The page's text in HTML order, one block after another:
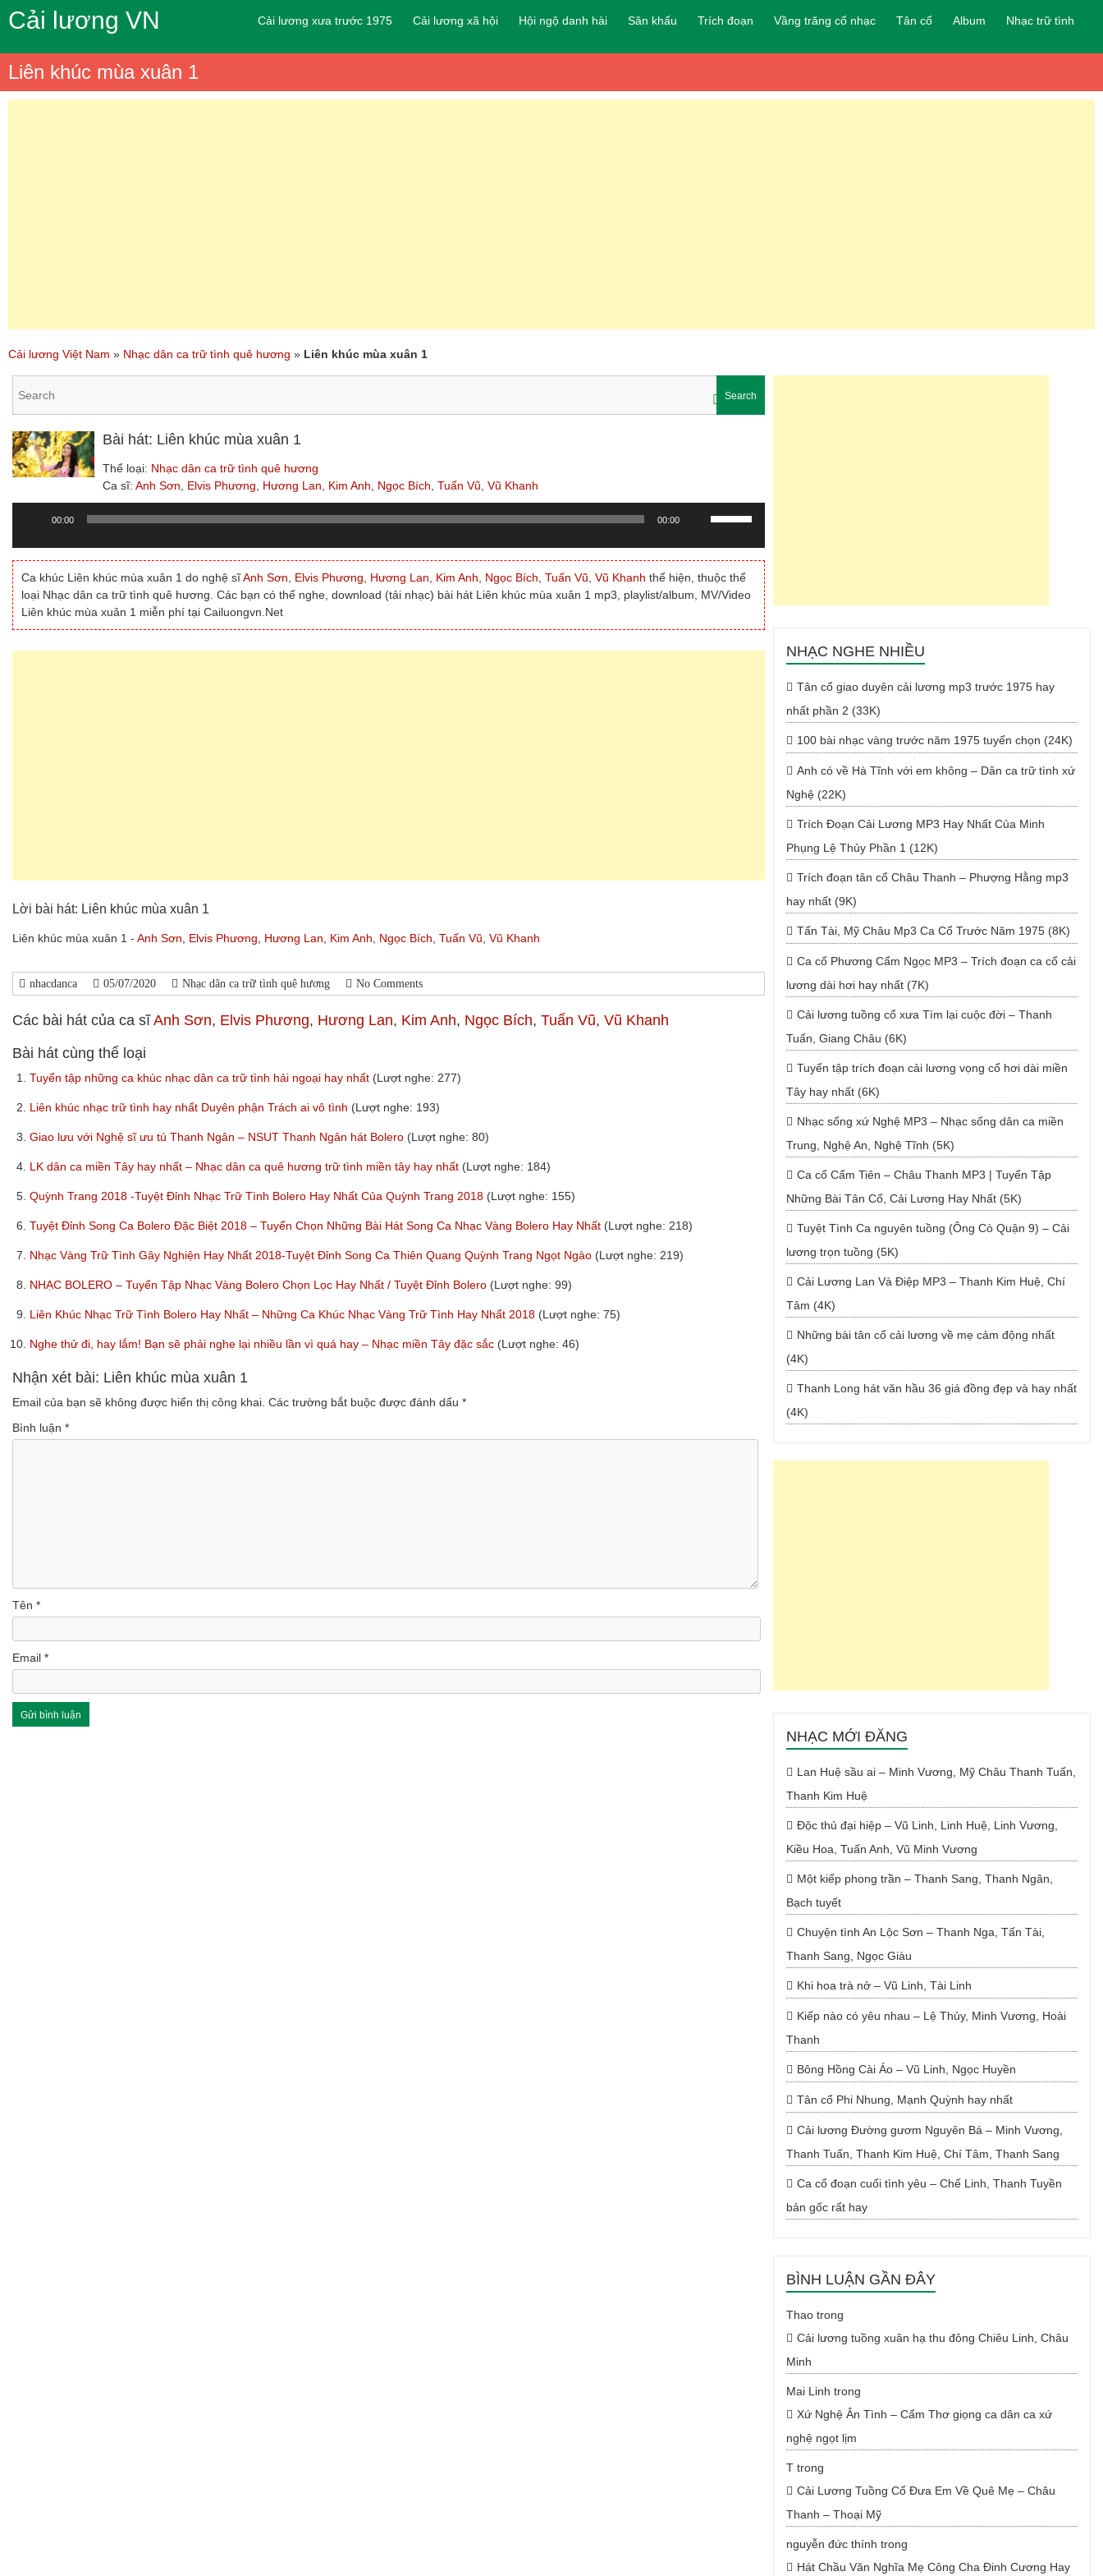
Cải lương VN Cải lương xưa trước 1975 Cải lương xã hội Hội ngộ danh hài Sân khấu Trích đoạn Vầng trăng cổ nhạc Tân cổ Album Nhạc trữ tình
Liên khúc mùa xuân 1
Cải lương Việt Nam » Nhạc dân ca trữ tình quê hương » Liên khúc mùa xuân 1
Search
Bài hát: Liên khúc mùa xuân 1
Thể loại: Nhạc dân ca trữ tình quê hương
Ca sĩ:Anh Sơn Elvis Phương Hương Lan Kim Anh Ngọc Bích ,Tuấn Vũ ,Vũ Khanh
00:00 00:00
phím
mũi
tên
Lên/Xuống
để
tăng
Ca khúc Liên khúc mùa xuân 1 do nghệ sĩAnh Sơn Elvis Phương Hương Lan Kim Anh Ngọc Bích Tuấn Vũ Vũ Khanh thể hiện, thuộc thể
loại Nhạc dân ca trữ tình quê hương. Các bạn có thể nghe, download (tải nhạc) bài hát Liên khúc mùa xuân 1 mp3, playlist/album, MV/Video
Liên khúc mùa xuân 1 miễn phí tại Cailuongvn.Net
Lời bài hát: Liên khúc mùa xuân 1
Liên khúc mùa xuân 1 - Anh Sơn Elvis Phương Hương Lan Kim Anh Ngọc Bích Tuấn Vũ Vũ Khanh
nhacdanca 05/07/2020 Nhạc dân ca trữ tình quê hương No Comments
Các bài hát của ca sĩAnh Sơn, Elvis Phương, Hương Lan, Kim Anh, Ngọc Bích, Tuấn Vũ, Vũ Khanh
Bài hát cùng thể loại
1. Tuyển tập những ca khúc nhạc dân ca trữ tình hải ngoại hay nhất (Lượt nghe: 277)
2. Liên khúc nhạc trữ tình hay nhất Duyên phận Trách ai vô tình (Lượt nghe: 193)
3. Giao lưu với Nghệ sĩ ưu tú Thanh Ngân – NSUT Thanh Ngân hát Bolero (Lượt nghe: 80)
4. LK dân ca miền Tây hay nhất – Nhạc dân ca quê hương trữ tình miền tây hay nhất (Lượt nghe: 184)
5. Quỳnh Trang 2018 -Tuyệt Đỉnh Nhạc Trữ Tình Bolero Hay Nhất Của Quỳnh Trang 2018 (Lượt nghe: 155)
6. Tuyệt Đỉnh Song Ca Bolero Đặc Biệt 2018 – Tuyển Chọn Những Bài Hát Song Ca Nhạc Vàng Bolero Hay Nhất (Lượt nghe: 218)
7. Nhạc Vàng Trữ Tình Gây Nghiện Hay Nhất 2018-Tuyệt Đỉnh Song Ca Thiên Quang Quỳnh Trang Ngọt Ngào (Lượt nghe: 219)
8. NHẠC BOLERO – Tuyển Tập Nhạc Vàng Bolero Chọn Lọc Hay Nhất / Tuyệt Đỉnh Bolero (Lượt nghe: 99)
9. Liên Khúc Nhạc Trữ Tình Bolero Hay Nhất – Những Ca Khúc Nhạc Vàng Trữ Tình Hay Nhất 2018 (Lượt nghe: 75)
10. Nghe thử đi, hay lắm! Bạn sẽ phải nghe lại nhiều lần vì quá hay – Nhạc miền Tây đặc sắc (Lượt nghe: 46)
Nhận xét bài: Liên khúc mùa xuân 1
Email của bạn sẽ không được hiển thị công khai. Các trường bắt buộc được đánh dấu *
Bình luận *
Tên *
Email *
NHẠC NGHE NHIỀU
Tân cổ giao duyên cải lương mp3 trước 1975 hay
nhất phần 2 (33K)
100 bài nhạc vàng trước năm 1975 tuyển chọn (24K)
Anh có về Hà Tĩnh với em không – Dân ca trữ tình xứ
Nghệ (22K)
Trích Đoạn Cải Lương MP3 Hay Nhất Của Minh
Phụng Lệ Thủy Phần 1 (12K)
Trích đoạn tân cổ Châu Thanh – Phượng Hằng mp3
hay nhất (9K)
Tấn Tài, Mỹ Châu Mp3 Ca Cổ Trước Năm 1975 (8K)
Ca cổ Phương Cẩm Ngọc MP3 – Trích đoạn ca cổ cải
lương dài hơi hay nhất (7K)
Cải lương tuồng cổ xưa Tìm lại cuộc đời – Thanh
Tuấn, Giang Châu (6K)
Tuyển tập trích đoạn cải lương vọng cổ hơi dài miền
Tây hay nhất (6K)
Nhạc sống xứ Nghệ MP3 – Nhạc sống dân ca miền
Trung, Nghệ An, Nghệ Tĩnh (5K)
Ca cổ Cẩm Tiên – Châu Thanh MP3 | Tuyển Tập
Những Bài Tân Cổ, Cải Lương Hay Nhất (5K)
Tuyệt Tình Ca nguyên tuồng (Ông Cò Quận 9) – Cải
lương trọn tuồng (5K)
Cải Lương Lan Và Điệp MP3 – Thanh Kim Huệ, Chí
Tâm (4K)
Những bài tân cổ cải lương về mẹ cảm động nhất
(4K)
Thanh Long hát văn hầu 36 giá đồng đẹp và hay nhất
(4K)
NHẠC MỚI ĐĂNG
Lan Huệ sầu ai – Minh Vương, Mỹ Châu Thanh Tuấn,
Thanh Kim Huệ
Độc thủ đại hiệp – Vũ Linh, Linh Huệ, Linh Vương,
Kiều Hoa, Tuấn Anh, Vũ Minh Vương
Một kiếp phong trần – Thanh Sang, Thanh Ngân,
Bạch tuyết
Chuyện tình An Lộc Sơn – Thanh Nga, Tấn Tài,
Thanh Sang, Ngọc Giàu
Khi hoa trà nở – Vũ Linh, Tài Linh
Kiếp nào có yêu nhau – Lệ Thủy, Minh Vương, Hoài
Thanh
Bông Hồng Cài Áo – Vũ Linh, Ngọc Huyền
Tân cổ Phi Nhung, Mạnh Quỳnh hay nhất
Cải lương Đường gươm Nguyên Bá – Minh Vương,
Thanh Tuấn, Thanh Kim Huệ, Chí Tâm, Thanh Sang
Ca cổ đoạn cuối tình yêu – Chế Linh, Thanh Tuyền
bản gốc rất hay
BÌNH LUẬN GẦN ĐÂY
Thaotrong
Cải lương tuồng xuân hạ thu đông Chiêu Linh, Châu
Minh
Mai Linh trong
Xứ Nghệ Ân Tình – Cẩm Thơ giọng ca dân ca xứ
nghệ ngọt lịm
Ttrong
Cải Lương Tuồng Cổ Đưa Em Về Quê Mẹ – Châu
Thanh – Thoại Mỹ
nguyễn đức thính trong
Hát Chầu Văn Nghĩa Mẹ Công Cha Đinh Cương Hay